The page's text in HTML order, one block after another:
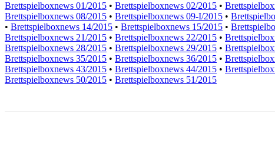
Brettspielboxnews 01/2015 • Brettspielboxnews 02/2015 •
Brettspielboxnews 08/2015 • Brettspielboxnews 09-I/2015 •
• Brettspielboxnews 14/2015 • Brettspielboxnews 15/2015 •
Brettspielboxnews 21/2015 • Brettspielboxnews 22/2015 •
Brettspielboxnews 28/2015 • Brettspielboxnews 29/2015 •
Brettspielboxnews 35/2015 • Brettspielboxnews 36/2015 •
Brettspielboxnews 43/2015 • Brettspielboxnews 44/2015 •
Brettspielboxnews 50/2015 • Brettspielboxnews 51/2015